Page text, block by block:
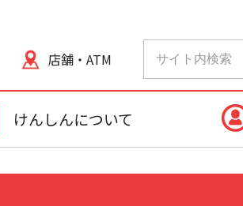
店舗・ATM
けんしんについて